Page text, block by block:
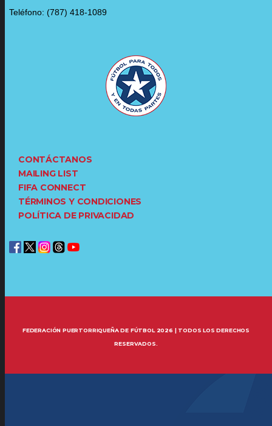
Teléfono: (787) 418-1089
CONTÁCTANOS
MAILING LIST
FIFA CONNECT
TÉRMINOS Y CONDICIONES
POLÍTICA DE PRIVACIDAD
FEDERACIÓN PUERTORRIQUEÑA DE FÚTBOL 2026 | TODOS LOS DERECHOS
RESERVADOS.